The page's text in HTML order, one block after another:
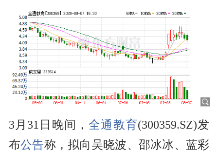
3月31日晚间，全通教育(300359.SZ)发
布公告称，拟向吴晓波、邵冰冰、蓝彩